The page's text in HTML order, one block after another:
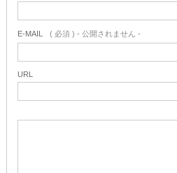
E-MAIL ( 必須 ) - 公開されません -
URL